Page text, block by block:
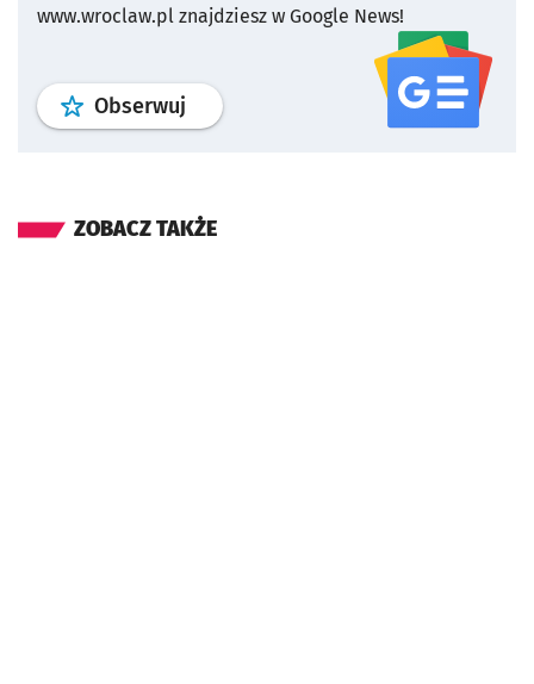
www.wroclaw.pl znajdziesz w Google News!
Obserwuj profil serwisu
ZOBACZ TAKŻE